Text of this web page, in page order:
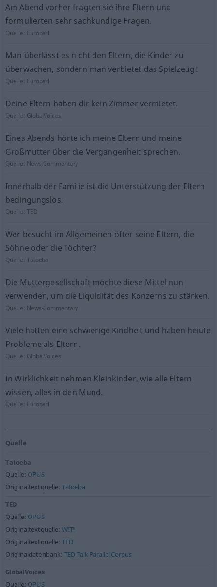
Am Abend vorher fragten sie ihre Eltern und
formulierten sehr sachkundige Fragen.
Quelle: Europarl
Man überlässt es nicht den Eltern, die Kinder zu
überwachen, sondern man verbietet das Spielzeug!
Quelle: Europarl
Deine Eltern haben dir kein Zimmer vermietet.
Quelle: GlobalVoices
Eines Abends hörte ich meine Eltern und meine
Großmutter über die Vergangenheit sprechen.
Quelle: News-Commentary
Innerhalb der Familie ist die Unterstützung der Eltern
bedingungslos.
Quelle:TED
Wer besucht im Allgemeinen öfter seine Eltern, die
Söhne oder die Töchter?
Quelle:Tatoeba
Die Muttergesellschaft möchte diese Mittel nun
verwenden, um die Liquidität des Konzerns zu stärken.
Quelle: News-Commentary
Viele hatten eine schwierige Kindheit und haben heiute
Probleme als Eltern.
Quelle: GlobalVoices
In Wirklichkeit nehmen Kleinkinder, wie alle Eltern
wissen, alles in den Mund.
Quelle: Europarl
Quelle
Tatoeba
Quelle: OPUS
Originaltextquelle: Tatoeba
TED
Quelle: OPUS
Originaltextquelle: WIT³
Originaltextquelle: TED
Originaldatenbank: TED Talk Parallel Corpus
GlobalVoices
Quelle: OPUS